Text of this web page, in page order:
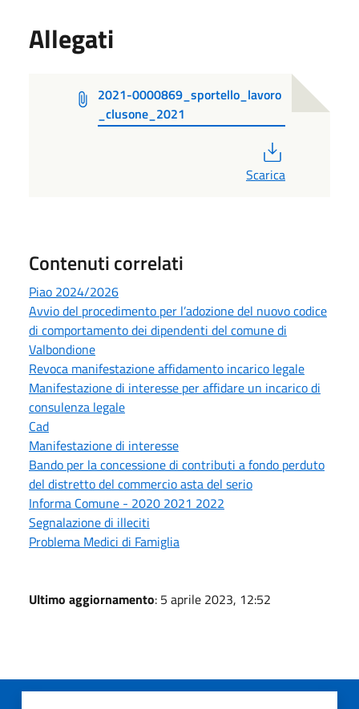
Allegati
2021-0000869_sportello_lavoro
_clusone_2021
Scarica
Contenuti correlati
Piao 2024/2026
Avvio del procedimento per l’adozione del nuovo codice
di comportamento dei dipendenti del comune di
Valbondione
Revoca manifestazione affidamento incarico legale
Manifestazione di interesse per affidare un incarico di
consulenza legale
Cad
Manifestazione di interesse
Bando per la concessione di contributi a fondo perduto
del distretto del commercio asta del serio
Informa Comune - 2020 2021 2022
Segnalazione di illeciti
Problema Medici di Famiglia
Ultimo aggiornamento: 5 aprile 2023, 12:52